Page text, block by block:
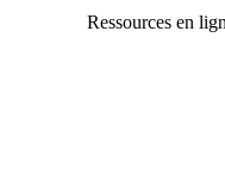
Ressources en